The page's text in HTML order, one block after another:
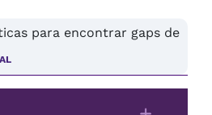
para encontrar gaps de